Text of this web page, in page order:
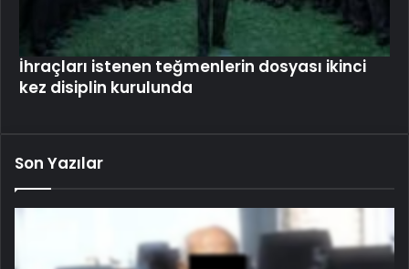
İhraçları istenen teğmenlerin dosyası ikinci
kez disiplin kurulunda
Son Yazılar